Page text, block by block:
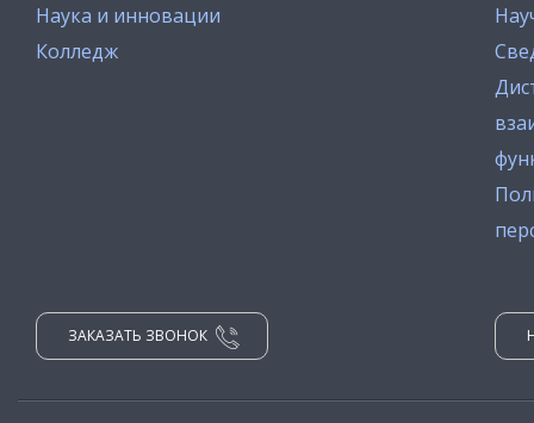
Наука и инновации
Колледж
ЗАКАЗАТЬ ЗВОНОК